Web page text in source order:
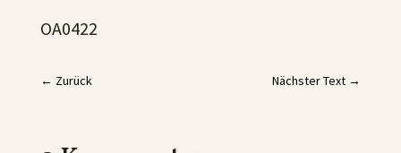
OA0422
← Zurück Nächster Text →